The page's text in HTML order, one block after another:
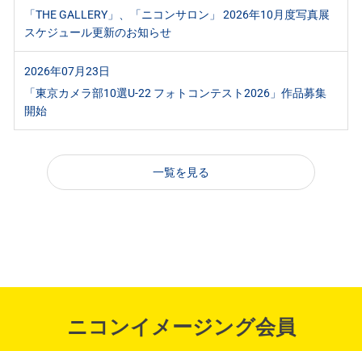
「THE GALLERY」、「ニコンサロン」 2026年10月度写真展
スケジュール更新のお知らせ
2026年07月23日
「東京カメラ部10選U-22 フォトコンテスト2026」作品募集
開始
一覧を見る
ニコンイメージング会員